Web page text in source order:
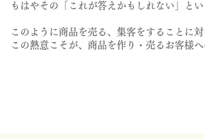
もはやその「これが答えかもしれない」と
このように商品を売る、集客をすることに
この熱意こそが、商品を作り・売るお客様